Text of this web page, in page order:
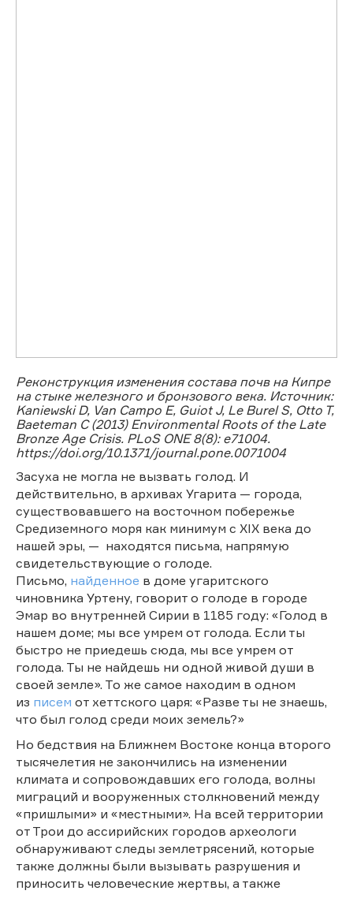
Реконструкция изменения состава почв на Кипре
на стыке железного и бронзового века. Источник:
Kaniewski D, Van Campo E, Guiot J, Le Burel S, Otto T,
Baeteman C (2013) Environmental Roots of the Late
Bronze Age Crisis. PLoS ONE 8(8): e71004.
https://doi.org/10.1371/journal.pone.0071004
Засуха не могла не вызвать голод. И
действительно, в архивах Угарита — города,
существовавшего на восточном побережье
Средиземного моря как минимум с XIX века до
нашей эры, — находятся письма, напрямую
свидетельствующие о голоде.
Письмо, найденное в доме угаритского
чиновника Уртену, говорит о голоде в городе
Эмар во внутренней Сирии в 1185 году: «Голод в
нашем доме; мы все умрем от голода. Если ты
быстро не приедешь сюда, мы все умрем от
голода. Ты не найдешь ни одной живой души в
своей земле». То же самое находим в одном
из писем от хеттского царя: «Разве ты не знаешь,
что был голод среди моих земель?»
Но бедствия на Ближнем Востоке конца второго
тысячелетия не закончились на изменении
климата и сопровождавших его голода, волны
миграций и вооруженных столкновений между
«пришлыми» и «местными». На всей территории
от Трои до ассирийских городов археологи
обнаруживают следы землетрясений, которые
также должны были вызывать разрушения и
приносить человеческие жертвы, а также